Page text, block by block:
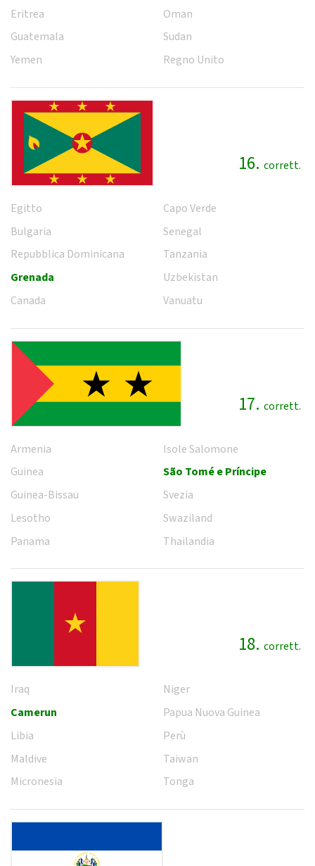
Eritrea
Guatemala
Yemen
Oman
Sudan
Regno Unito
16. corrett.
Egitto
Bulgaria
Repubblica Dominicana
Grenada
Canada
Capo Verde
Senegal
Tanzania
Uzbekistan
Vanuatu
17. corrett.
Armenia
Guinea
Guinea-Bissau
Lesotho
Panama
Isole Salomone
São Tomé e Príncipe
Svezia
Swaziland
Thailandia
18. corrett.
Iraq
Camerun
Libia
Maldive
Micronesia
Niger
Papua Nuova Guinea
Perù
Taiwan
Tonga